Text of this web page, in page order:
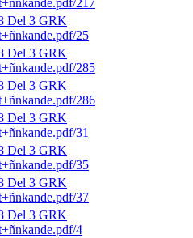
217
Del 3 GRK
25
Del 3 GRK
285
Del 3 GRK
286
Del 3 GRK
31
Del 3 GRK
35
Del 3 GRK
37
Del 3 GRK
4